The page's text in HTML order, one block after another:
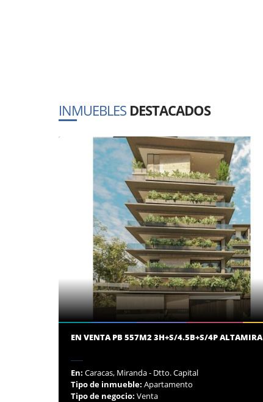
INMUEBLES DESTACADOS
EN VENTA PB 557M2 3H+S/4.5B+S/4P ALTAMIRA
En: Caracas, Miranda - Dtto. Capital
Tipo de inmueble: Apartamento
Tipo de negocio: Venta